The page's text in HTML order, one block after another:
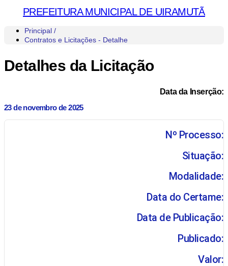
PREFEITURA MUNICIPAL DE UIRAMUTÃ
Principal /
Contratos e Licitações - Detalhe
Detalhes da Licitação
Data da Inserção:
23 de novembro de 2025
Nº Processo:
Situação:
Modalidade:
Data do Certame:
Data de Publicação:
Publicado:
Valor: